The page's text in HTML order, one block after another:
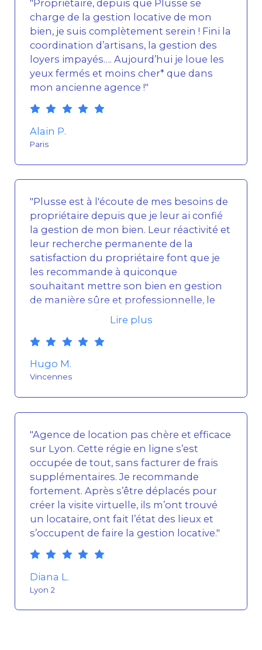
"Propriétaire, depuis que Plusse se
charge de la gestion locative de mon
bien, je suis complètement serein ! Fini la
coordination d’artisans, la gestion des
loyers impayés…. Aujourd’hui je loue les
yeux fermés et moins cher* que dans
mon ancienne agence !"
Alain P.
Paris
"Plusse est à l'écoute de mes besoins de
propriétaire depuis que je leur ai confié
la gestion de mon bien. Leur réactivité et
leur recherche permanente de la
satisfaction du propriétaire font que je
les recommande à quiconque
souhaitant mettre son bien en gestion
de manière sûre et professionnelle, le
tout à un tarif moins élevé que les
agences traditionnelles auxquelles j'ai
pu avoir affaire !"
Lire plus
Hugo M.
Vincennes
"Agence de location pas chère et efficace
sur Lyon. Cette régie en ligne s’est
occupée de tout, sans facturer de frais
supplémentaires. Je recommande
fortement. Après s’être déplacés pour
créer la visite virtuelle, ils m’ont trouvé
un locataire, ont fait l’état des lieux et
s’occupent de faire la gestion locative."
Diana L.
Lyon 2